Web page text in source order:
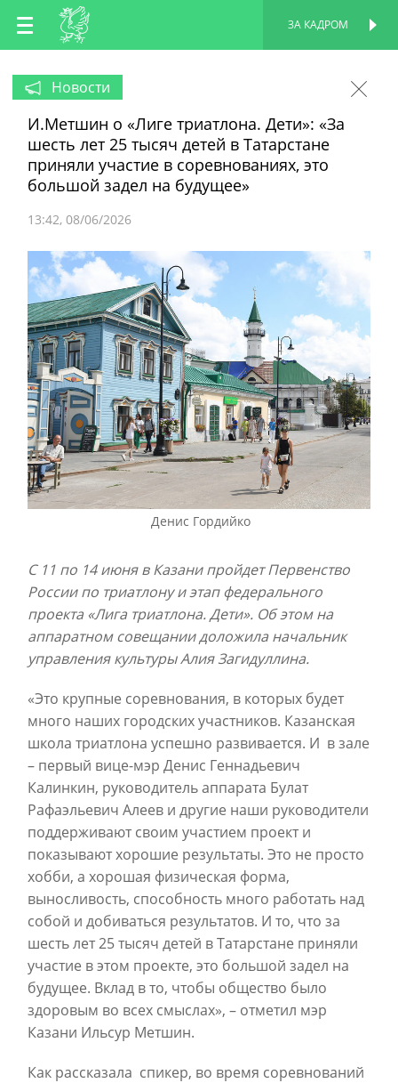
RU
EN
ЗА КАДРОМ
Новости
И.Метшин о «Лиге триатлона. Дети»: «За
шесть лет 25 тысяч детей в Татарстане
приняли участие в соревнованиях, это
большой задел на будущее»
13:42 08/06/2026
Денис Гордийко
С 11 по 14 июня в Казани пройдет Первенство
России по триатлону и этап федерального
проекта «Лига триатлона. Дети». Об этом на
аппаратном совещании доложила начальник
управления культуры Алия Загидуллина.
«Это крупные соревнования, в которых будет
много наших городских участников. Казанская
школа триатлона успешно развивается. И в зале
– первый вице-мэр Денис Геннадьевич
Калинкин, руководитель аппарата Булат
Рафаэльевич Алеев и другие наши руководители
поддерживают своим участием проект и
показывают хорошие результаты. Это не просто
хобби, а хорошая физическая форма,
выносливость, способность много работать над
собой и добиваться результатов. И то, что за
шесть лет 25 тысяч детей в Татарстане приняли
участие в этом проекте, это большой задел на
будущее. Вклад в то, чтобы общество было
здоровым во всех смыслах», – отметил мэр
Казани Ильсур Метшин.
Как рассказала спикер, во время соревнований
ПЕРСОНАЛЬНАЯ